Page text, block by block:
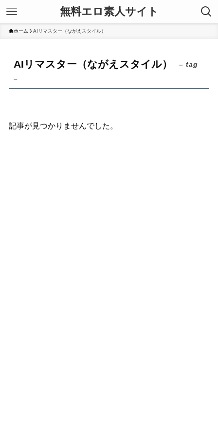
無料エロ素人サイト
ホーム AIリマスター（ながえスタイル）
AIリマスター（ながえスタイル）
– tag
–
記事が見つかりませんでした。